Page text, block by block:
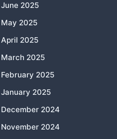
June 2025
May 2025
April 2025
March 2025
February 2025
January 2025
December 2024
November 2024